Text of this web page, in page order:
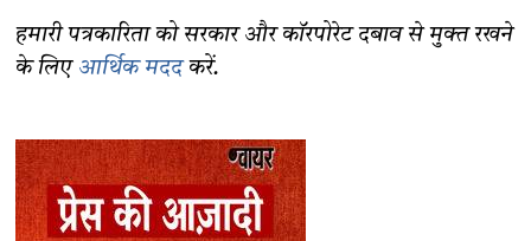
हमारी पत्रकारिता को सरकार और कॉरपोरेट दबाव से मुक्त रखने
के लिए आर्थिक मददकरें.